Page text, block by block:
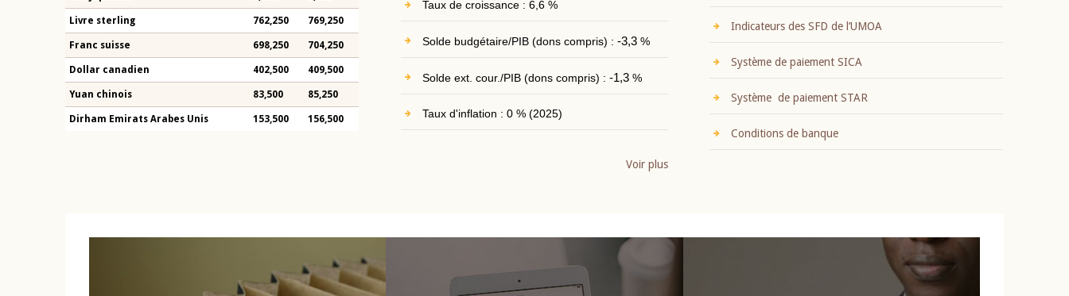
Livre sterling 762,250 769,250
Franc suisse 698,250 704,250
Dollar canadien 402,500 409,500
Yuan chinois 83,500 85,250
Dirham Emirats Arabes Unis 153,500 156,500
Taux de croissance : 6,6 %
Solde budgétaire/PIB (dons compris) : -3,3%
Solde ext. cour./PIB (dons compris) : -1,3%
Taux d'inflation : 0 % (2025)
Voir plus
Indicateurs des SFD de l’UMOA
Système de paiement SICA
Système de paiement STAR
Conditions de banque